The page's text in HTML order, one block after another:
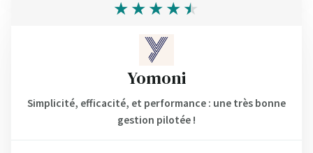
Yomoni
Simplicité, efficacité, et performance : une très bonne
gestion pilotée !